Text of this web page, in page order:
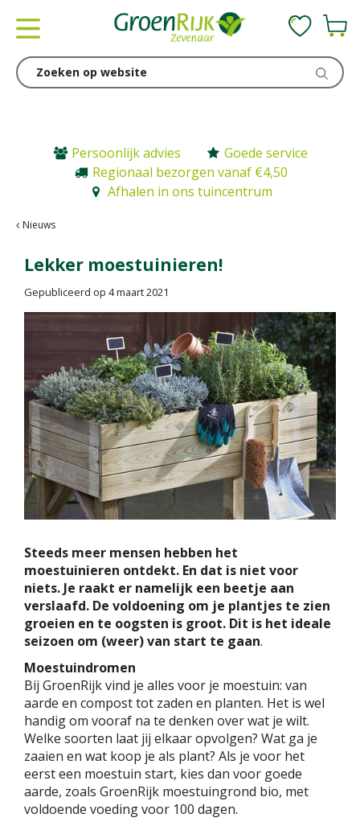
Persoonlijk advies
Goede service
Regionaal bezorgen vanaf €4,50
Afhalen in ons tuincentrum
Nieuws
Lekker moestuinieren!
Gepubliceerd op 4 maart 2021
Steeds meer mensen hebben het
moestuinieren ontdekt. En dat is niet voor
niets. Je raakt er namelijk een beetje aan
verslaafd. De voldoening om je plantjes te zien
groeien en te oogsten is groot. Dit is het ideale
seizoen om (weer) van start te gaan.
Moestuindromen
Bij GroenRijk vind je alles voor je moestuin: van
aarde en compost tot zaden en planten. Het is wel
handig om vooraf na te denken over wat je wilt.
Welke soorten laat jij elkaar opvolgen? Wat ga je
zaaien en wat koop je als plant? Als je voor het
eerst een moestuin start, kies dan voor goede
aarde, zoals GroenRijk moestuingrond bio, met
voldoende voeding voor 100 dagen.